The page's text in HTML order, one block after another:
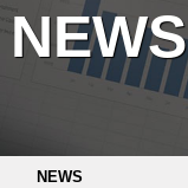
NEWS
NEWS